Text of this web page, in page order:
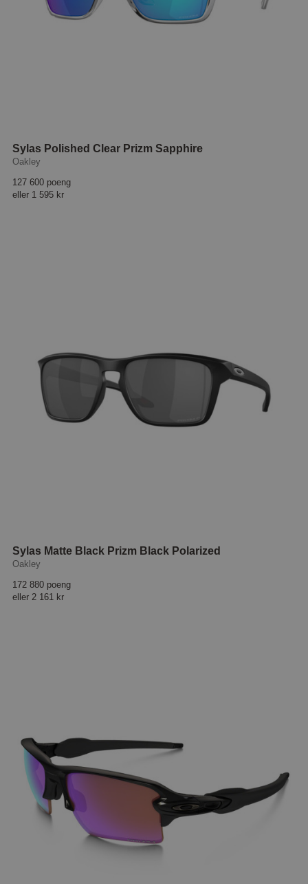
Sylas Polished Clear Prizm Sapphire
Oakley
127 600 poeng
eller 1 595 kr
Sylas Matte Black Prizm Black Polarized
Oakley
172 880 poeng
eller 2 161 kr